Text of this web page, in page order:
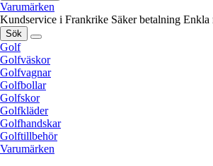
Varumärken
Kundservice i Frankrike Säker betalning Enkla
Sök
Golf
Golfväskor
Golfvagnar
Golfbollar
Golfskor
Golfkläder
Golfhandskar
Golftillbehör
Varumärken